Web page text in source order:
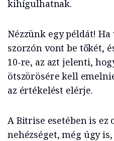
kihígulhatnak.
Nézzünk egy példát! Ha
szorzón vont be tőkét,
10-re, az azt jelenti,
ötszörösére kell
az értékelést elérje.
A Bitrise esetében is ez
nehézséget, még úgy